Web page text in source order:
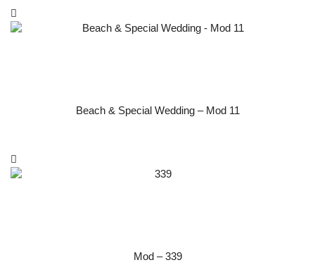
Beach & Special Wedding – Mod 11
Mod – 339